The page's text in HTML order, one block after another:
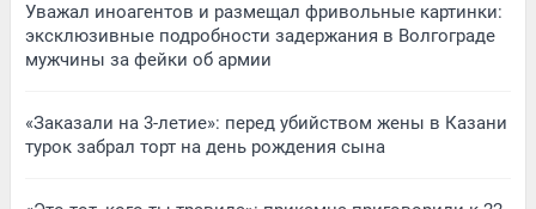
Уважал иноагентов и размещал фривольные картинки:
эксклюзивные подробности задержания в Волгограде
мужчины за фейки об армии
«Заказали на 3-летие»: перед убийством жены в Казани
турок забрал торт на день рождения сына